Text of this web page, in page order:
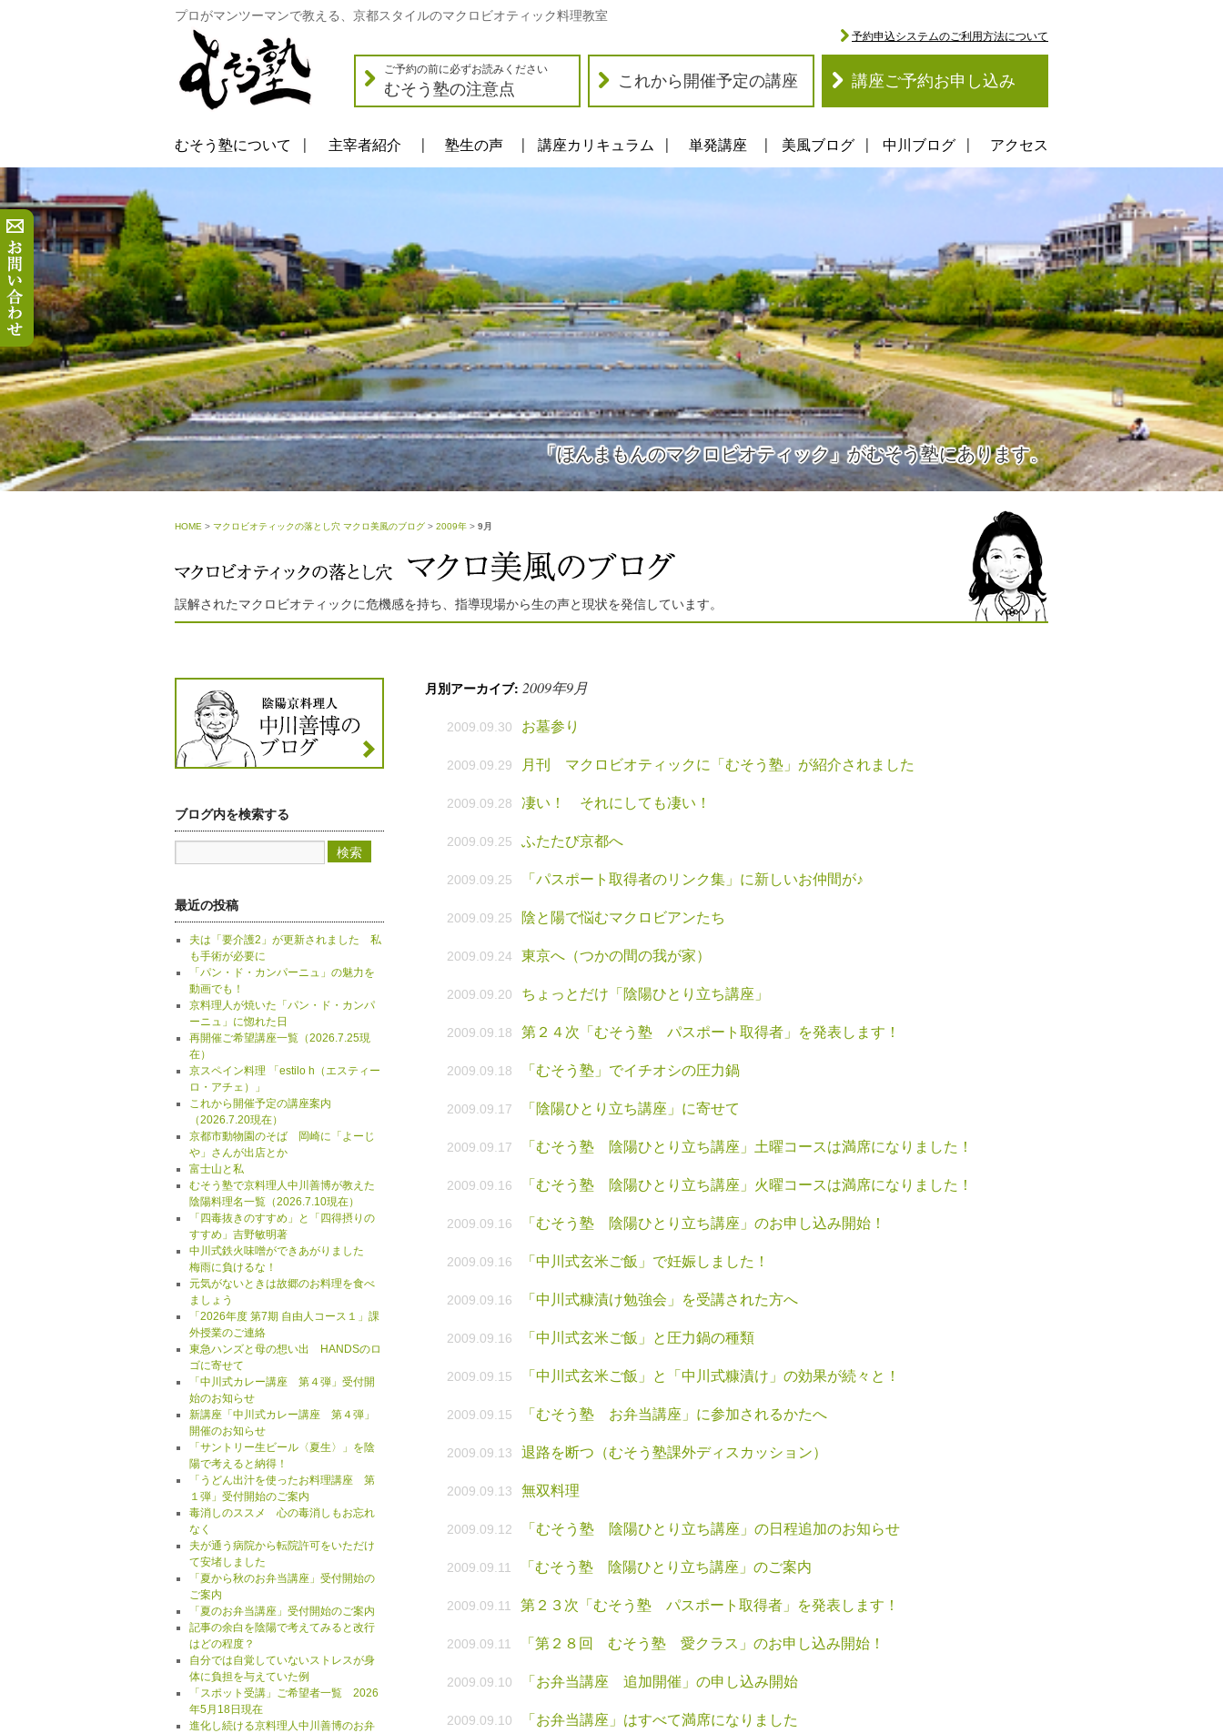
プロがマンツーマンで教える、京都スタイルのマクロビオティック料理教室
ご予約の前に必ずお読みください
むそう塾の注意点 これから開催予定の講座 講座ご予約お申し込み
予約申込システムのご利用方法について
むそう塾について 主宰者紹介 塾生の声 講座カリキュラム 単発講座 美風ブログ 中川ブログ アクセス
「ほんまもんのマクロビオティック」がむそう塾にあります。
HOME > マクロビオティックの落とし穴 マクロ美風のブログ > 2009年 > 9月
誤解されたマクロビオティックに危機感を持ち、指導現場から生の声と現状を発信しています。
月別アーカイブ: 2009年9月
2009.09.30 お墓参り
2009.09.29 月刊 マクロビオティックに「むそう塾」が紹介されました
2009.09.28 凄い！ それにしても凄い！
2009.09.25 ふたたび京都へ
2009.09.25 「パスポート取得者のリンク集」に新しいお仲間が♪
2009.09.25 陰と陽で悩むマクロビアンたち
2009.09.24 東京へ（つかの間の我が家）
2009.09.20 ちょっとだけ「陰陽ひとり立ち講座」
2009.09.18 第２４次「むそう塾 パスポート取得者」を発表します！
2009.09.18 「むそう塾」でイチオシの圧力鍋
2009.09.17 「陰陽ひとり立ち講座」に寄せて
2009.09.17 「むそう塾 陰陽ひとり立ち講座」土曜コースは満席になりました！
2009.09.16 「むそう塾 陰陽ひとり立ち講座」火曜コースは満席になりました！
2009.09.16 「むそう塾 陰陽ひとり立ち講座」のお申し込み開始！
2009.09.16 「中川式玄米ご飯」で妊娠しました！
2009.09.16 「中川式糠漬け勉強会」を受講された方へ
2009.09.16 「中川式玄米ご飯」と圧力鍋の種類
2009.09.15 「中川式玄米ご飯」と「中川式糠漬け」の効果が続々と！
2009.09.15 「むそう塾 お弁当講座」に参加されるかたへ
2009.09.13 退路を断つ（むそう塾課外ディスカッション）
2009.09.13 無双料理
2009.09.12 「むそう塾 陰陽ひとり立ち講座」の日程追加のお知らせ
2009.09.11 「むそう塾 陰陽ひとり立ち講座」のご案内
2009.09.11 第２３次「むそう塾 パスポート取得者」を発表します！
2009.09.11 「第２８回 むそう塾 愛クラス」のお申し込み開始！
2009.09.10 「お弁当講座 追加開催」の申し込み開始
2009.09.10 「お弁当講座」はすべて満席になりました
ブログ内を検索する
最近の投稿
夫は「要介護2」が更新されました 私
も手術が必要に
「パン・ド・カンパーニュ」の魅力を
動画でも！
京料理人が焼いた「パン・ド・カンパ
ーニュ」に惚れた日
再開催ご希望講座一覧（2026.7.25現
在）
京スペイン料理 「estilo h（エスティー
ロ・アチェ）」
これから開催予定の講座案内
（2026.7.20現在）
京都市動物園のそば 岡崎に「よーじ
や」さんが出店とか
富士山と私
むそう塾で京料理人中川善博が教えた
陰陽料理名一覧（2026.7.10現在）
「四毒抜きのすすめ」と「四得摂りの
すすめ」吉野敏明著
中川式鉄火味噌ができあがりました
梅雨に負けるな！
元気がないときは故郷のお料理を食べ
ましょう
「2026年度 第7期 自由人コース１」課
外授業のご連絡
東急ハンズと母の想い出 HANDSのロ
ゴに寄せて
「中川式カレー講座 第４弾」受付開
始のお知らせ
新講座「中川式カレー講座 第４弾」
開催のお知らせ
「サントリー生ビール〈夏生〉」を陰
陽で考えると納得！
「うどん出汁を使ったお料理講座 第
１弾」受付開始のご案内
毒消しのススメ 心の毒消しもお忘れ
なく
夫が通う病院から転院許可をいただけ
て安堵しました
「夏から秋のお弁当講座」受付開始の
ご案内
「夏のお弁当講座」受付開始のご案内
記事の余白を陰陽で考えてみると改行
はどの程度？
自分では自覚していないストレスが身
体に負担を与えていた例
「スポット受講」ご希望者一覧 2026
年5月18日現在
進化し続ける京料理人中川善博のお弁